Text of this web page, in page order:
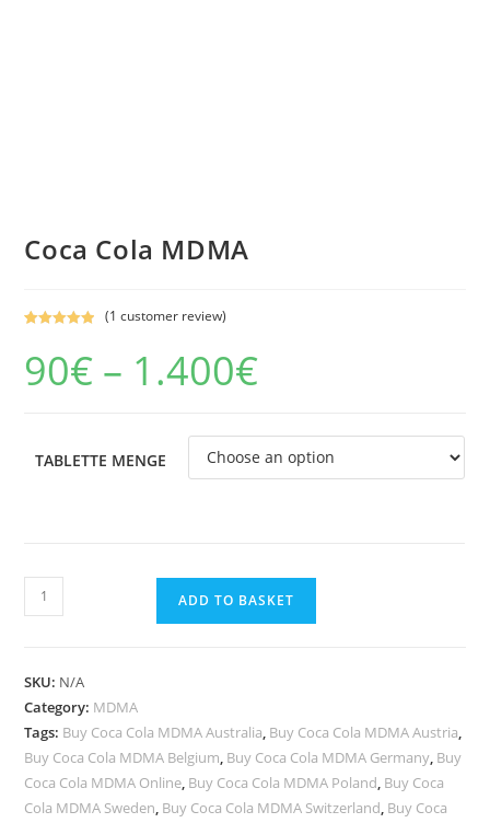
Coca Cola MDMA
out of 5
based on
(1 customer review)
90€ – 1.400€
TABLETTE MENGE
Coca
Cola
ADD TO BASKET
SKU: N/A
Category: MDMA
Tags: Buy Coca Cola MDMA Australia Buy Coca Cola MDMA Austria
Buy Coca Cola MDMA Belgium Buy Coca Cola MDMA Germany Buy
Coca Cola MDMA Online Buy Coca Cola MDMA Poland Buy Coca
Cola MDMA Sweden Buy Coca Cola MDMA Switzerland Buy Coca